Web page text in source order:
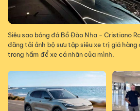
Siêu sao bóng đá Bồ Đào Nha - Cristiano
đăng tải ảnh bộ sưu tập siêu xe trị giá hàng
trong hầm để xe cá nhân của mình.